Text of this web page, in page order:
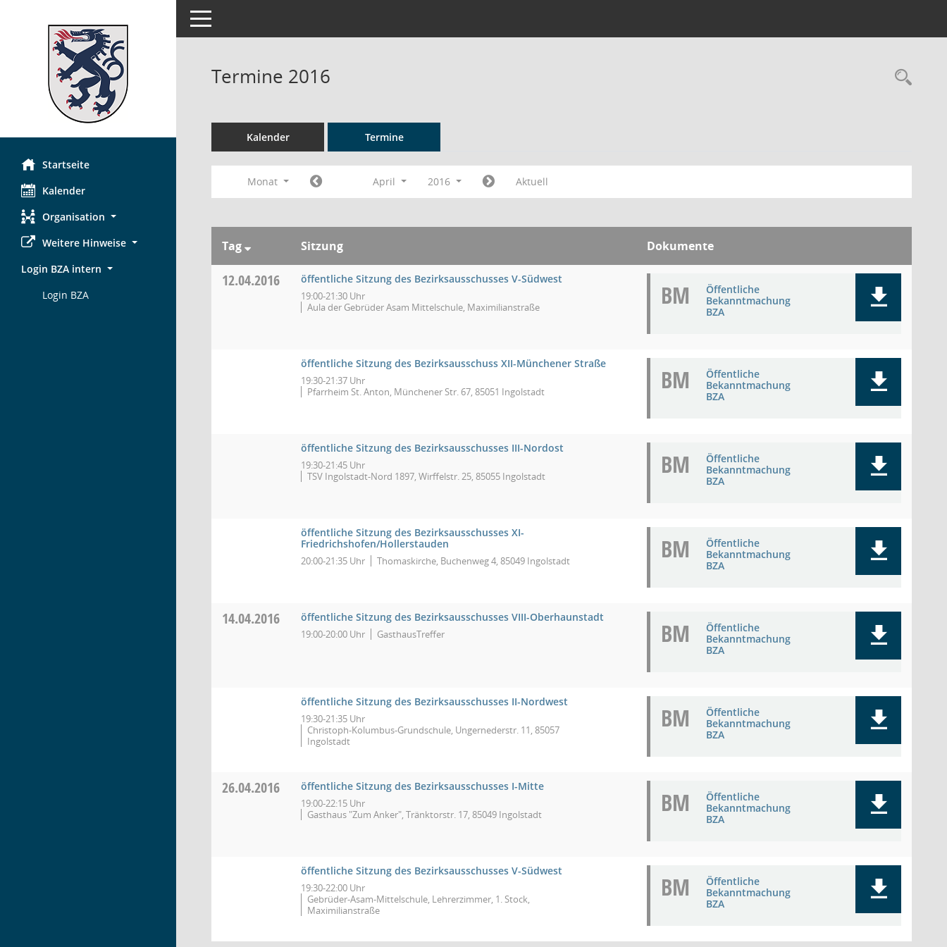
Startseite
Kalender
Organisation
Weitere Hinweise
Login BZA intern
Login BZA
Toggle navigation
Termine 2016
Kalender Termine
Monat April 2016 Aktuell
Tag Sitzung Dokumente
12.04.2016 öffentliche Sitzung des Bezirksausschusses V-Südwest
19:00-21:30 Uhr
Aula der Gebrüder Asam Mittelschule, Maximilianstraße
BM
Öffentliche
Bekanntmachung
BZA
öffentliche Sitzung des Bezirksausschuss XII-Münchener Straße
19:30-21:37 Uhr
Pfarrheim St. Anton, Münchener Str. 67, 85051 Ingolstadt
BM
Öffentliche
Bekanntmachung
BZA
öffentliche Sitzung des Bezirksausschusses III-Nordost
19:30-21:45 Uhr
TSV Ingolstadt-Nord 1897, Wirffelstr. 25, 85055 Ingolstadt
BM
Öffentliche
Bekanntmachung
BZA
öffentliche Sitzung des Bezirksausschusses XI-
Friedrichshofen/Hollerstauden
20:00-21:35 Uhr Thomaskirche, Buchenweg 4, 85049 Ingolstadt BM
Öffentliche
Bekanntmachung
BZA
14.04.2016 öffentliche Sitzung des Bezirksausschusses VIII-Oberhaunstadt
19:00-20:00 Uhr GasthausTreffer BM
Öffentliche
Bekanntmachung
BZA
öffentliche Sitzung des Bezirksausschusses II-Nordwest
19:30-21:35 Uhr
Christoph-Kolumbus-Grundschule, Ungernederstr. 11, 85057
Ingolstadt
BM
Öffentliche
Bekanntmachung
BZA
26.04.2016 öffentliche Sitzung des Bezirksausschusses I-Mitte
19:00-22:15 Uhr
Gasthaus "Zum Anker", Tränktorstr. 17, 85049 Ingolstadt
BM
Öffentliche
Bekanntmachung
BZA
öffentliche Sitzung des Bezirksausschusses V-Südwest
19:30-22:00 Uhr
Gebrüder-Asam-Mittelschule, Lehrerzimmer, 1. Stock,
Maximilianstraße
BM
Öffentliche
Bekanntmachung
BZA